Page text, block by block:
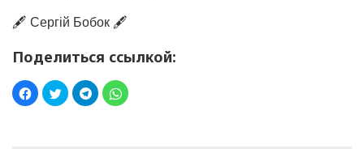
🖋️ Сергій Бобок 🖋️
Поделиться ссылкой: